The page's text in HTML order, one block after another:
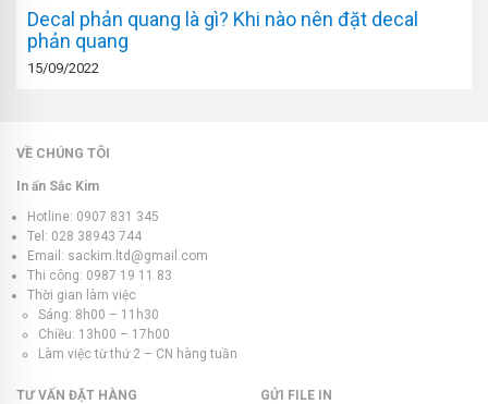
Decal phản quang là gì? Khi nào nên đặt decal
phản quang
15/09/2022
VỀ CHÚNG TÔI
In ấn Sắc Kim
Hotline: 0907 831 345
Tel: 028 38943 744
Email: sackim.ltd@gmail.com
Thi công: 0987 19 11 83
Thời gian làm việc
Sáng: 8h00 – 11h30
Chiều: 13h00 – 17h00
Làm việc từ thứ 2 – CN hàng tuần
TƯ VẤN ĐẶT HÀNG GỬI FILE IN